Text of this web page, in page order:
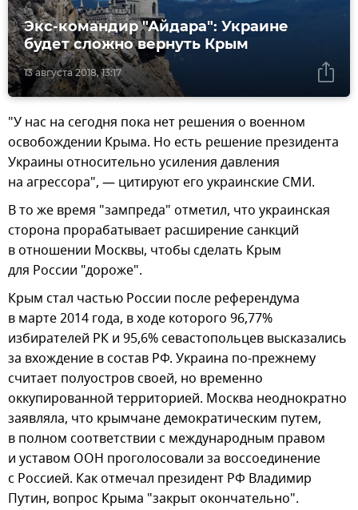
13 августа 2018, 13:17
Экс-командир "Айдара": Украине
будет сложно вернуть Крым
"У нас на сегодня пока нет решения о военном
освобождении Крыма. Но есть решение президента
Украины относительно усиления давления
на агрессора", — цитируют его украинские СМИ.
В то же время "зампреда" отметил, что украинская
сторона прорабатывает расширение санкций
в отношении Москвы, чтобы сделать Крым
для России "дороже".
Крым стал частью России после референдума
в марте 2014 года, в ходе которого 96,77%
избирателей РК и 95,6% севастопольцев высказались
за вхождение в состав РФ. Украина по-прежнему
считает полуостров своей, но временно
оккупированной территорией. Москва неоднократно
заявляла, что крымчане демократическим путем,
в полном соответствии с международным правом
и уставом ООН проголосовали за воссоединение
с Россией. Как отмечал президент РФ Владимир
Путин, вопрос Крыма "закрыт окончательно".